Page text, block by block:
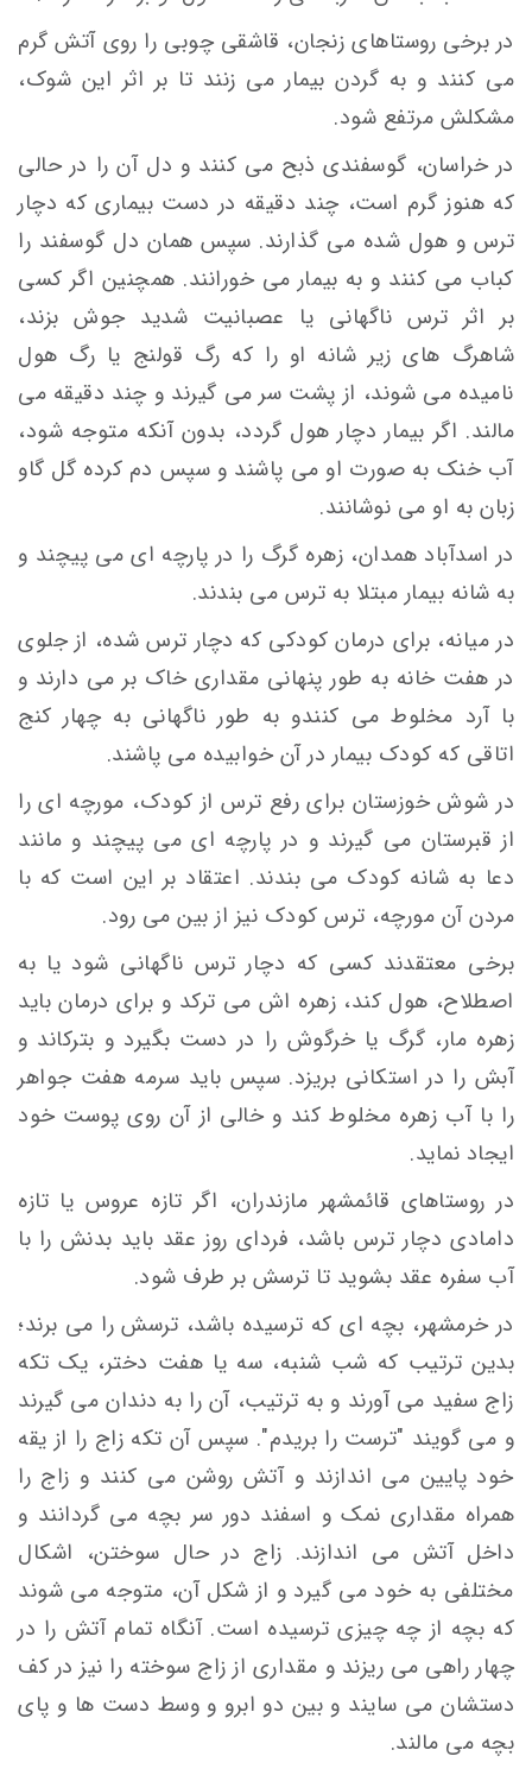
در برخی روستاهای زنجان، قاشقی چوبی را روی آتش گرم
می کنند و به گردن بیمار می زنند تا بر اثر این شوک،
مشکلش مرتفع شود.
در خراسان، گوسفندی ذبح می کنند و دل آن را در حالی
که هنوز گرم است، چند دقیقه در دست بیماری که دچار
ترس و هول شده می گذارند. سپس همان دل گوسفند را
کباب می کنند و به بیمار می خورانند. همچنین اگر کسی
بر اثر ترس ناگهانی یا عصبانیت شدید جوش بزند،
شاهرگ های زیر شانه او را که رگ قولنج یا رگ هول
نامیده می شوند، از پشت سر می گیرند و چند دقیقه می
مالند. اگر بیمار دچار هول گردد، بدون آنکه متوجه شود،
آب خنک به صورت او می پاشند و سپس دم کرده گل گاو
زبان به او می نوشانند.
در اسدآباد همدان، زهره گرگ را در پارچه ای می پیچند و
به شانه بیمار مبتلا به ترس می بندند.
در میانه، برای درمان کودکی که دچار ترس شده، از جلوی
در هفت خانه به طور پنهانی مقداری خاک بر می دارند و
با آرد مخلوط می کنندو به طور ناگهانی به چهار کنج
اتاقی که کودک بیمار در آن خوابیده می پاشند.
در شوش خوزستان برای رفع ترس از کودک، مورچه ای را
از قبرستان می گیرند و در پارچه ای می پیچند و مانند
دعا به شانه کودک می بندند. اعتقاد بر این است که با
مردن آن مورچه، ترس کودک نیز از بین می رود.
برخی معتقدند کسی که دچار ترس ناگهانی شود یا به
اصطلاح، هول کند، زهره اش می ترکد و برای درمان باید
زهره مار، گرگ یا خرگوش را در دست بگیرد و بترکاند و
آبش را در استکانی بریزد. سپس باید سرمه هفت جواهر
را با آب زهره مخلوط کند و خالی از آن روی پوست خود
ایجاد نماید.
در روستاهای قائمشهر مازندران، اگر تازه عروس یا تازه
دامادی دچار ترس باشد، فردای روز عقد باید بدنش را با
آب سفره عقد بشوید تا ترسش بر طرف شود.
در خرمشهر، بچه ای که ترسیده باشد، ترسش را می برند؛
بدین ترتیب که شب شنبه، سه یا هفت دختر، یک تکه
زاج سفید می آورند و به ترتیب، آن را به دندان می گیرند
و می گویند "ترست را بریدم". سپس آن تکه زاج را از یقه
خود پایین می اندازند و آتش روشن می کنند و زاج را
همراه مقداری نمک و اسفند دور سر بچه می گردانند و
داخل آتش می اندازند. زاج در حال سوختن، اشکال
مختلفی به خود می گیرد و از شکل آن، متوجه می شوند
که بچه از چه چیزی ترسیده است. آنگاه تمام آتش را در
چهار راهی می ریزند و مقداری از زاج سوخته را نیز در کف
دستشان می سایند و بین دو ابرو و وسط دست ها و پای
بچه می مالند.